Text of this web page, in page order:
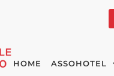
HOME ASSOHOTEL